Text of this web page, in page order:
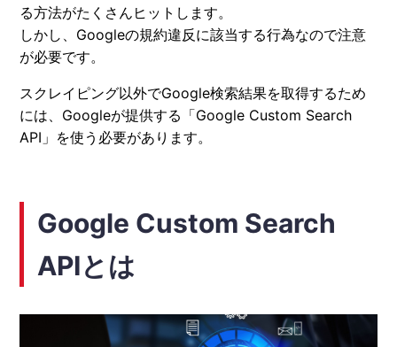
る方法がたくさんヒットします。
しかし、Googleの規約違反に該当する行為なので注意
が必要です。
スクレイピング以外でGoogle検索結果を取得するため
には、Googleが提供する「Google Custom Search
API」を使う必要があります。
Google Custom Search
APIとは